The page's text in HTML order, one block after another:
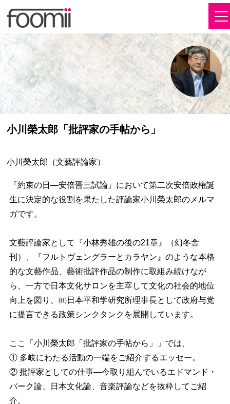
小川榮太郎「批評家の手帖から」
小川榮太郎（文藝評論家）
『約束の日―安倍晋三試論』において第二次安倍政権誕
生に決定的な役割を果たした評論家小川榮太郎のメルマ
ガです。
文藝評論家として『小林秀雄の後の21章』（幻冬舎
刊）、『フルトヴェングラーとカラヤン』のような本格
的な文藝作品、藝術批評作品の制作に取組み続けなが
ら、一方で日本文化サロンを主宰して文化の社会的地位
向上を図り、㈳日本平和学研究所理事長として政府与党
に提言できる政策シンクタンクを展開しています。
ここ「小川榮太郎「批評家の手帖から」」では、
① 多岐にわたる活動の一端をご紹介するエッセー。
② 批評家としての仕事―今取り組んでいるエドマンド・
バーク論、日本文化論、音楽評論などを抜粋してご紹
介。